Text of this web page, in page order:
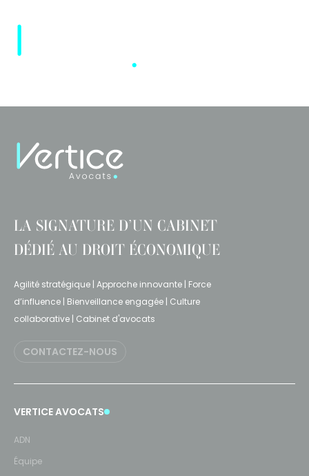
LA SIGNATURE D’UN CABINET
DÉDIÉ AU DROIT ÉCONOMIQUE
Agilité stratégique | Approche innovante | Force
d’influence | Bienveillance engagée | Culture
collaborative | Cabinet d'avocats
CONTACTEZ-NOUS
VERTICE AVOCATS
ADN
Équipe